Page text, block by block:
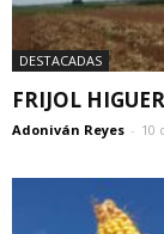
DESTACADAS
FRIJOL
Adoniván Reyes - 10